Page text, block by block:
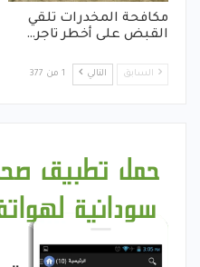
مكافحة المخدرات تلقي
القبض على أخطر تاجر…
السابق التالي 1 من 377